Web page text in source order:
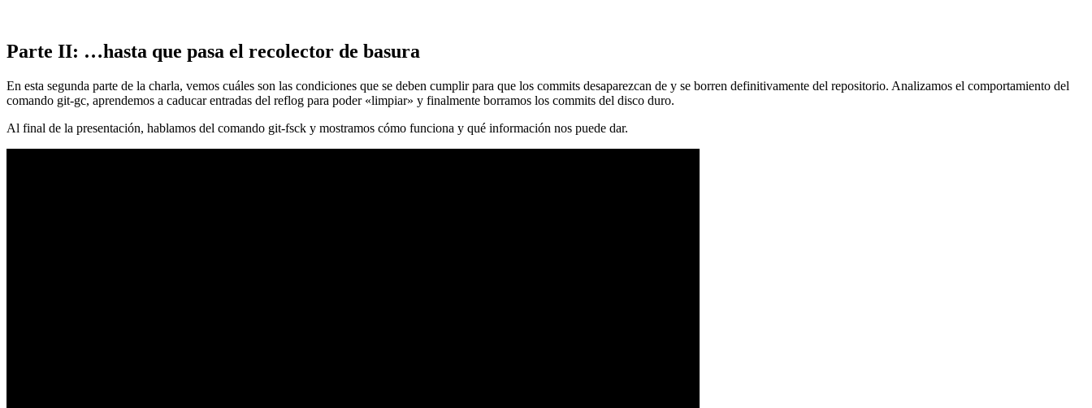
Parte II: …hasta que pasa el recolector de basura
En esta segunda parte de la charla, vemos cuáles son las condiciones que se deben cumplir para que los commits desaparezcan de y se borren definitivamente del repositorio. Analizamos el comportamiento del
comando git-gc, aprendemos a caducar entradas del reflog para poder «limpiar» y finalmente borramos los commits del disco duro.
Al final de la presentación, hablamos del comando git-fsck y mostramos cómo funciona y qué información nos puede dar.